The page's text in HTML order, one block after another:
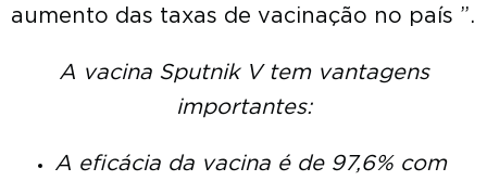
aumento das taxas de vacinação no país ”.
A vacina Sputnik V tem vantagens
importantes:
A eficácia da vacina é de 97,6% com